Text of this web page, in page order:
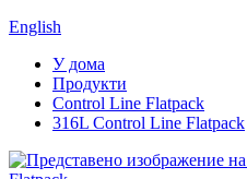
English
У дома
Продукти
Control Line Flatpack
316L Control Line Flatpack